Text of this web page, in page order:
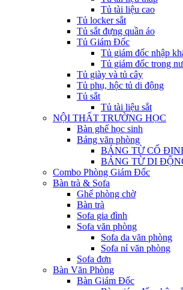
Tủ tài liệu cao
Tủ locker sắt
Tủ sắt đựng quần áo
Tủ Giám Đốc
Tủ giám đốc nhập
Tủ giám đốc trong
Tủ giày và tủ cây
Tủ phụ, hộc tủ di động
Tủ sắt
Tủ tài liệu sắt
NỘI THẤT TRƯỜNG HỌC
Bàn ghế học sinh
Bảng văn phòng
BẢNG TỪ CỐ
BẢNG TỪ DI
Combo Phòng Giám Đốc
Bàn trà & Sofa
Ghế phòng chờ
Bàn trà
Sofa gia đình
Sofa văn phòng
Sofa da văn phòng
Sofa nỉ văn phòng
Sofa đơn
Bàn Văn Phòng
Bàn Giám Đốc